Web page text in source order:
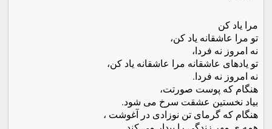
مرا یاد کن
تو مرا عاشقانه یاد کن،
نه امروز نه فردا،
تو یادهای عاشقانه مرا عاشقانه یاد کن،
نه امروز نه فردا.
هنگام که پوست صورتت،
بیاد نخستین عشقت سرخ می شود.
هنگام که گرمای تن نوزادی در آغوشت ،